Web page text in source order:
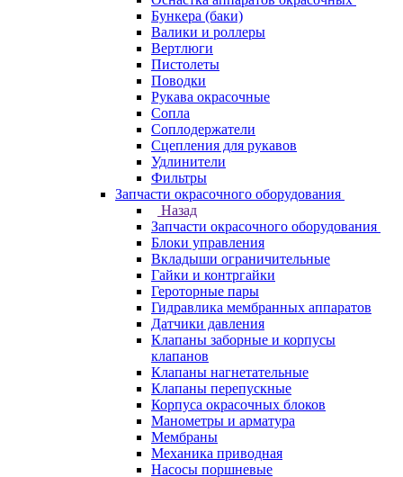
Бункера (баки)
Валики и роллеры
Вертлюги
Пистолеты
Поводки
Рукава окрасочные
Сопла
Соплодержатели
Сцепления для рукавов
Удлинители
Фильтры
Запчасти окрасочного оборудования
Назад
Запчасти окрасочного оборудования
Блоки управления
Вкладыши ограничительные
Гайки и контргайки
Героторные пары
Гидравлика мембранных аппаратов
Датчики давления
Клапаны заборные и корпусы
клапанов
Клапаны нагнетательные
Клапаны перепускные
Корпуса окрасочных блоков
Манометры и арматура
Мембраны
Механика приводная
Насосы поршневые